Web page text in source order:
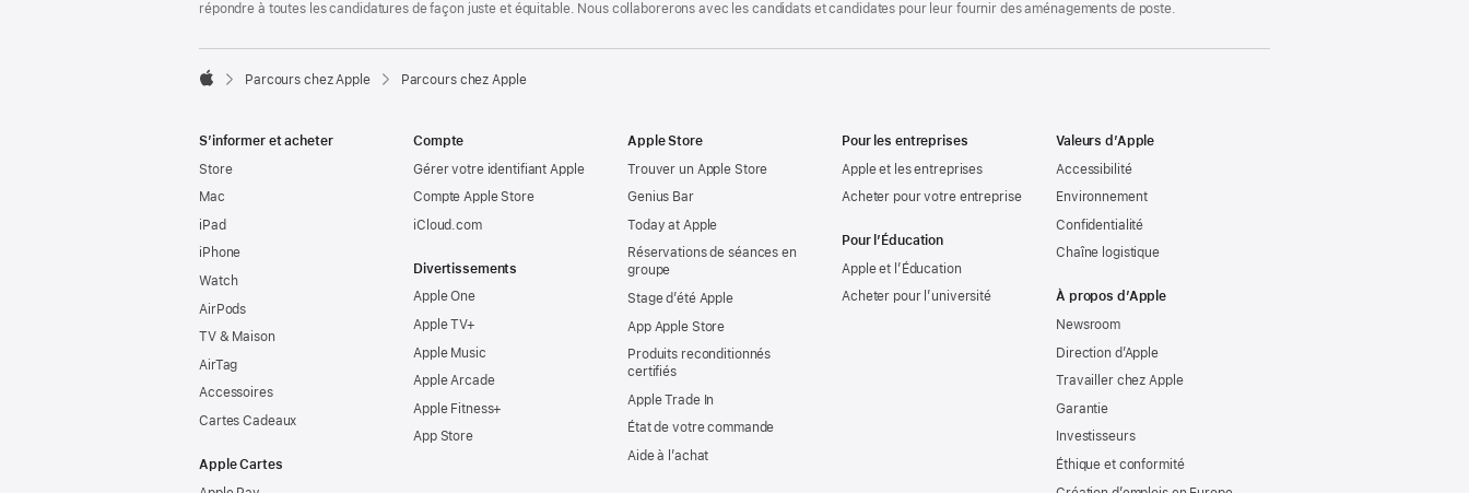
répondre à toutes les candidatures de façon juste et équitable. Nous collaborerons avec les candidats et candidates pour leur fournir des aménagements de poste.

Parcours chez Apple Parcours chez Apple
S’informer et acheter
Store
Mac
iPad
iPhone
Watch
AirPods
TV & Maison
AirTag
Accessoires
Cartes Cadeaux
Apple Cartes
Compte
Gérer votre identifiant Apple
Compte Apple Store
iCloud.com
Divertissements
Apple One
Apple TV+
Apple Music
Apple Arcade
Apple Fitness+
App Store
Apple Store
Trouver un Apple Store
Genius Bar
Today at Apple
Réservations de séances en
groupe
Stage d’été Apple
App Apple Store
Produits reconditionnés
certifiés
Apple Trade In
État de votre commande
Aide à l’achat
Pour les entreprises
Apple et les entreprises
Acheter pour votre entreprise
Pour l’Éducation
Apple et l’Éducation
Acheter pour l’université
Valeurs d’Apple
Accessibilité
Environnement
Confidentialité
Chaîne logistique
À propos d’Apple
Newsroom
Direction d’Apple
Travailler chez Apple
Garantie
Investisseurs
Éthique et conformité